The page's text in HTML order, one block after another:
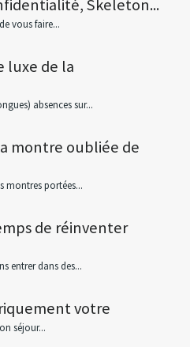
Skeleton...
vous faire...
luxe de la
absences sur...
montre oubliée de
montres portées...
de réinventer
entrer dans des...
votre
séjour...